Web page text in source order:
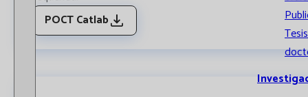
Tesis
POCT Catlab